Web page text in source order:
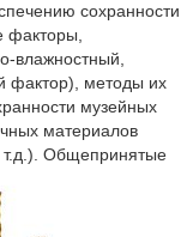
сохранности
факторы,
влажностный,
фактор), методы их
музейных
материалов
т.д.). Общепринятые